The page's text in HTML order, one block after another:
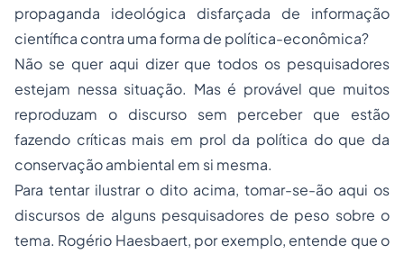
propaganda ideológica disfarçada de informação
científica contra uma forma de política-econômica?
Não se quer aqui dizer que todos os pesquisadores
estejam nessa situação. Mas é provável que muitos
reproduzam o discurso sem perceber que estão
fazendo críticas mais em prol da política do que da
conservação ambiental em si mesma.
Para tentar ilustrar o dito acima, tomar-se-ão aqui os
discursos de alguns pesquisadores de peso sobre o
tema. Rogério Haesbaert, por exemplo, entende que o